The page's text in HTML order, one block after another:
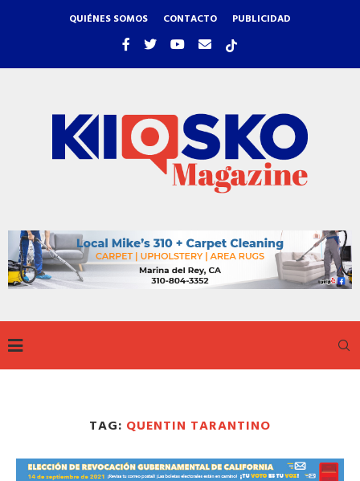
QUIÉNES SOMOS CONTACTO PUBLICIDAD
TAG: QUENTIN TARANTINO